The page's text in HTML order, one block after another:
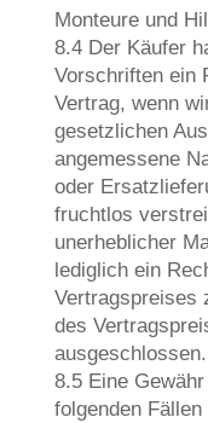
Monteure und
8.4 Der Käufer
Vorschriften ein
Vertrag, wenn
gesetzlichen
angemessene
oder
fruchtlos
unerheblicher
lediglich ein
Vertragspreises
des
ausgeschlossen.
8.5 Eine
folgenden